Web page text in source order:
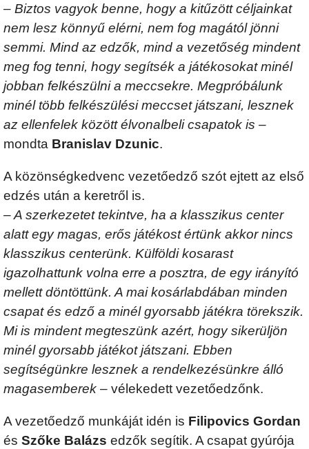
– Biztos vagyok benne, hogy a kitűzött céljainkat
nem lesz könnyű elérni, nem fog magától jönni
semmi. Mind az edzők, mind a vezetőség mindent
meg fog tenni, hogy segítsék a játékosokat minél
jobban felkészülni a meccsekre. Megpróbálunk
minél több felkészülési meccset játszani, lesznek
az ellenfelek között élvonalbeli csapatok is –
mondta Branislav Dzunic.
A közönségkedvenc vezetőedző szót ejtett az első
edzés után a keretről is.
–A szerkezetet tekintve, ha a klasszikus center
alatt egy magas, erős játékost értünk akkor nincs
klasszikus centerünk. Külföldi kosarast
igazolhattunk volna erre a posztra, de egy irányító
mellett döntöttünk. A mai kosárlabdában minden
csapat és edző a minél gyorsabb játékra törekszik.
Mi is mindent megteszünk azért, hogy sikerüljön
minél gyorsabb játékot játszani. Ebben
segítségünkre lesznek a rendelkezésünkre álló
magasemberek – vélekedett vezetőedzőnk.
A vezetőedző munkáját idén is Filipovics Gordan
és Szőke Balázs edzők segítik. A csapat gyúrója